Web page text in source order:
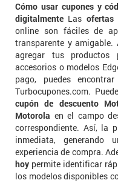
Cómo usar cupones y
digitalmente Las ofertas
online son fáciles de
transparente y amigable.
agregar tus productos
accesorios o modelos
pago, puedes
Turbocupones.com.
cupón de descuento
Motorola en el campo
correspondiente. Así, la
inmediata,
experiencia de compra.
hoy permite identificar
los modelos disponibles